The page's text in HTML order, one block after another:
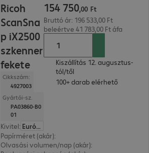
Ricoh
ScanSna
p iX2500
szkenner
fekete
Cikkszám:
4927003
Gyártói-sz.
PA03860-B0
01
Kivitel:
Európa
Papírméret (akár):
Olvasási volumen/nap (akár):
154 750,00 Ft
Bruttó ár: 196 533,00 Ft
beleértve 41 783,00 Ft áfa
Kiszállítás 12. augusztus-
tól/től
100+ darab elérhető